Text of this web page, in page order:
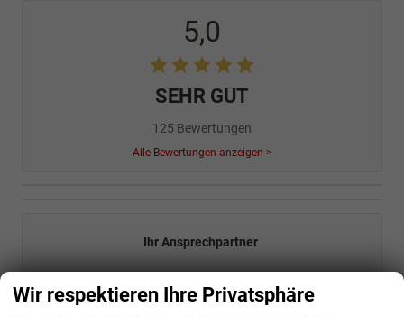
5,0
SEHR GUT
125 Bewertungen
Alle Bewertungen anzeigen >
Ihr Ansprechpartner
Wir respektieren Ihre Privatsphäre